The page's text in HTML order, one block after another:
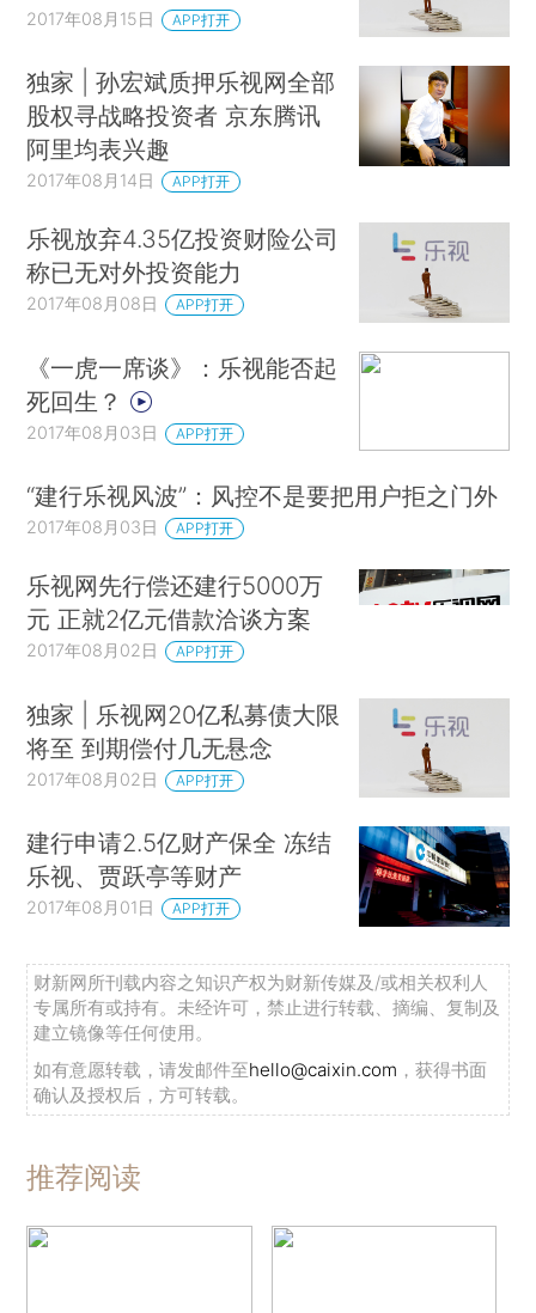
2017年08月15日 APP打开
独家 | 孙宏斌质押乐视网全部
股权寻战略投资者 京东腾讯
阿里均表兴趣
2017年08月14日 APP打开
乐视放弃4.35亿投资财险公司
称已无对外投资能力
2017年08月08日 APP打开
《一虎一席谈》：乐视能否起
死回生？
2017年08月03日 APP打开
“建行乐视风波”：风控不是要把用户拒之门外
2017年08月03日 APP打开
乐视网先行偿还建行5000万
元 正就2亿元借款洽谈方案
2017年08月02日 APP打开
独家 | 乐视网20亿私募债大限
将至 到期偿付几无悬念
2017年08月02日 APP打开
建行申请2.5亿财产保全 冻结
乐视、贾跃亭等财产
2017年08月01日 APP打开
财新网所刊载内容之知识产权为财新传媒及/或相关权利人
专属所有或持有。未经许可，禁止进行转载、摘编、复制及
建立镜像等任何使用。
如有意愿转载，请发邮件至hello@caixin.com ，获得书面
确认及授权后，方可转载。
推荐阅读